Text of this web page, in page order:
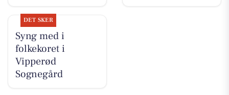
DET SKER
Syng med i
folkekoret i
Vipperød
Sognegård